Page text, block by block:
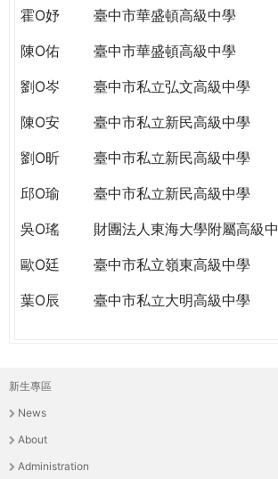
霍O妤
臺中市華盛頓高級中學
陳O佑
臺中市華盛頓高級中學
劉O岑
臺中市私立弘文高級中學
陳O安
臺中市私立新民高級中學
劉O昕
臺中市私立新民高級中學
邱O瑜
臺中市私立新民高級中學
吳O瑤
財團法人東海大學附屬高級
歐O廷
臺中市私立嶺東高級中學
葉O辰
臺中市私立大明高級中學
主
選
單
新生專區
News
About
Administration